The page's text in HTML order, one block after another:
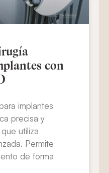
con
implantes
precisa y
utiliza
Permite
de forma